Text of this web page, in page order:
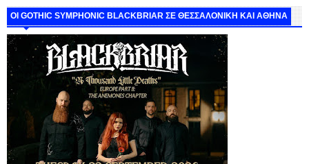
ΟΙ GOTHIC SYMPHONIC BLACKBRIAR ΣΕ ΘΕΣΣΑΛΟΝΙΚΗ ΚΑΙ ΑΘΗΝΑ